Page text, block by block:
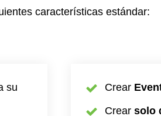
características estándar:
su
Crear
Crear solo